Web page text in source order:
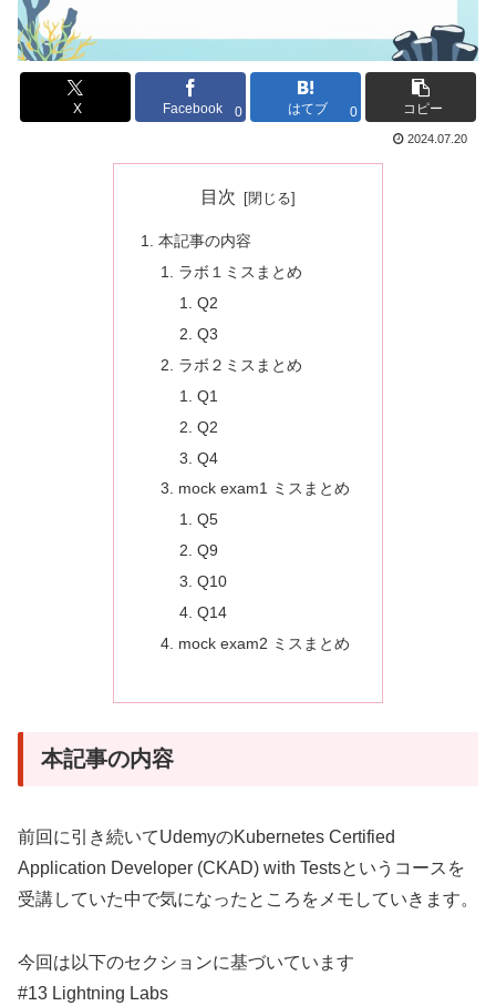
X Facebook 0 はてブ 0 コピー
2024.07.20
目次
本記事の内容
ラボ１ミスまとめ
Q2
Q3
ラボ２ミスまとめ
Q1
Q2
Q4
mock exam1 ミスまとめ
Q5
Q9
Q10
Q14
mock exam2 ミスまとめ
本記事の内容
前回に引き続いてUdemyのKubernetes Certified
Application Developer (CKAD) with Testsというコースを
受講していた中で気になったところをメモしていきます。
今回は以下のセクションに基づいています
#13 Lightning Labs